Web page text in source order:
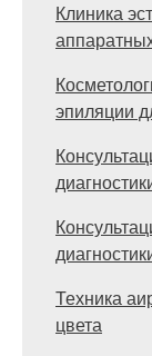
Клиника
эпиляции
Техника
цвета